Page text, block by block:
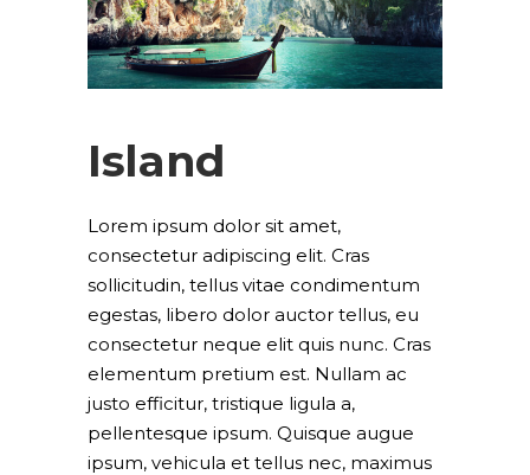
Island
Lorem ipsum dolor sit amet,
consectetur adipiscing elit. Cras
sollicitudin, tellus vitae condimentum
egestas, libero dolor auctor tellus, eu
consectetur neque elit quis nunc. Cras
elementum pretium est. Nullam ac
justo efficitur, tristique ligula a,
pellentesque ipsum. Quisque augue
ipsum, vehicula et tellus nec, maximus